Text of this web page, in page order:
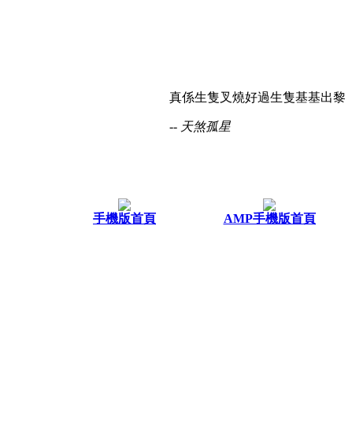
真係生隻叉燒好過生隻基基出黎
-- 天煞孤星
手機版首頁 AMP手機版首頁